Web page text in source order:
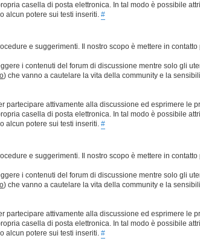
casella di posta elettronica. In tal modo è possibile
alcun potere sui testi inseriti. #
e suggerimenti. Il nostro scopo è mettere in
i contenuti del forum di discussione mentre solo gli
) che vanno a cautelare la vita della community e la
partecipare attivamente alla discussione ed esprimere
casella di posta elettronica. In tal modo è possibile
alcun potere sui testi inseriti. #
e suggerimenti. Il nostro scopo è mettere in
i contenuti del forum di discussione mentre solo gli
) che vanno a cautelare la vita della community e la
partecipare attivamente alla discussione ed esprimere
casella di posta elettronica. In tal modo è possibile
alcun potere sui testi inseriti. #